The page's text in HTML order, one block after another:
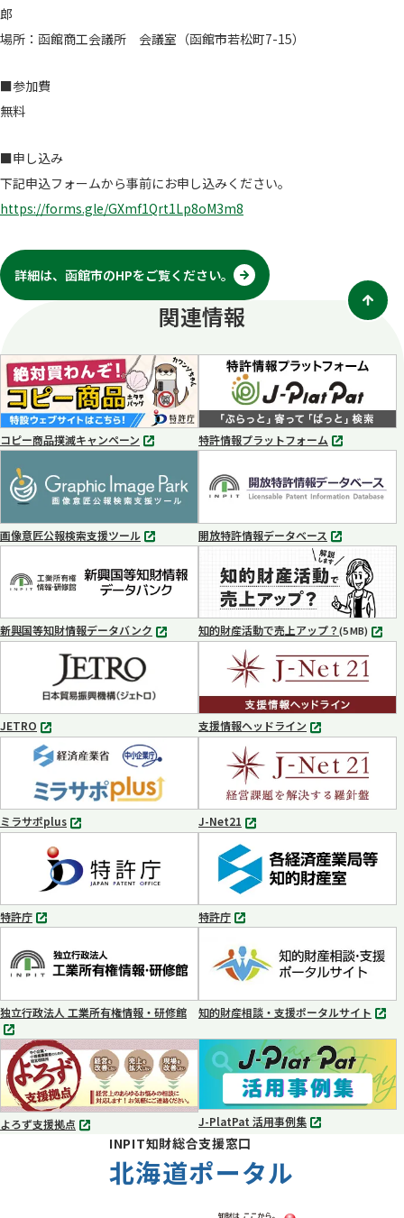
郎
場所：函館商工会議所 会議室（函館市若松町7-15）
■参加費
無料
■申し込み
下記申込フォームから事前にお申し込みください。
https://forms.gle/GXmf1Qrt1Lp8oM3m8
詳細は、函館市のHPをご覧ください。
別
タ
ブ
で
く
関連情報
コピー商品撲滅キャンペーン
別
で
開
く
特許情報プラットフォーム
別
ブ
で
く
画像意匠公報検索支援ツール
別
ブ
で
く
開放特許情報データベース
別
タ
ブ
で
開
く
新興国等知財情報データバンク
別
開
く
知的財産活動で売上アップ？(5 MB) MP4
JETRO
別
タ
ブ
で
開
く
支援情報ヘッドライン
別
タ
ブ
で
開
く
ミラサポplus
別
ブ
で
開
く
J-Net21
別
タ
ブ
で
開
く
特許庁
別
ブ
で
く
特許庁
別
ブ
で
開
く
独立行政法人 工業所有権情報・研修館
別
タ
ブ
で
知的財産相談・支援ポータルサイト
別
タ
開
く
よろず支援拠点
別
J-PlatPat 活用事例集
別
INPIT知財総合支援窓口
北海道ポータル